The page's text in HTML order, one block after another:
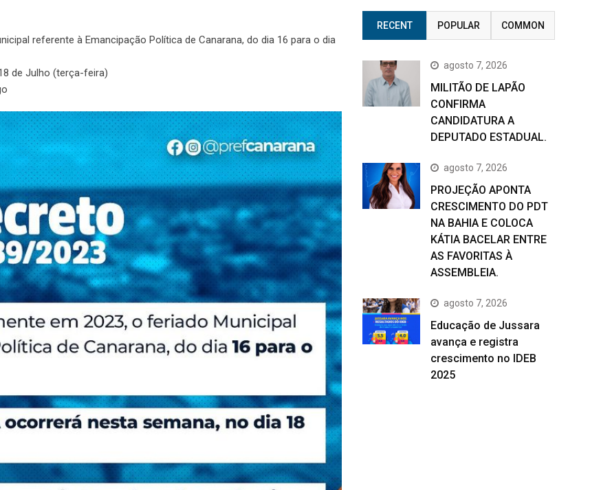
referente à Emancipação Política de Canarana, do dia 16 para o dia
de Julho (terça-feira)
RECENT POPULAR COMMON
agosto 7, 2026
MILITÃO DE LAPÃO
CONFIRMA
CANDIDATURA A
DEPUTADO ESTADUAL.
agosto 7, 2026
PROJEÇÃO APONTA
CRESCIMENTO DO PDT
NA BAHIA E COLOCA
KÁTIA BACELAR ENTRE
AS FAVORITAS À
ASSEMBLEIA.
agosto 7, 2026
Educação de Jussara
avança e registra
crescimento no IDEB
2025